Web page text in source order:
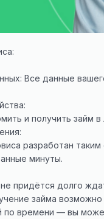
Все данные
и получить займ
разработан
минуты.
придётся долго
займа
по времени — вы